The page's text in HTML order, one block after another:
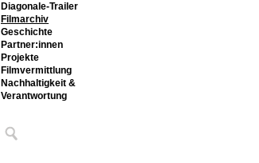
Diagonale-Trailer
Filmarchiv
Geschichte
Partner:innen
Projekte
Filmvermittlung
Nachhaltigkeit &
Verantwortung